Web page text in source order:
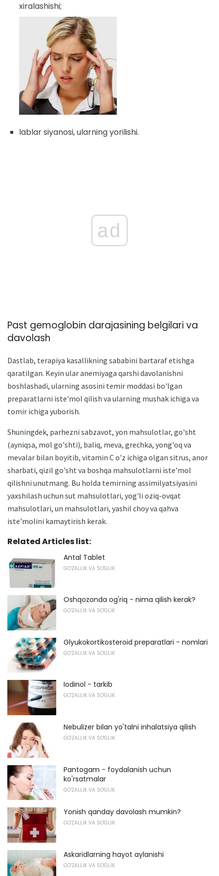
xiralashishi;
lablar siyanosi, ularning yorilishi.
ad
Past gemoglobin darajasining belgilari va
davolash
Dastlab, terapiya kasallikning sababini bartaraf etishga
qaratilgan. Keyin ular anemiyaga qarshi davolanishni
boshlashadi, ularning asosini temir moddasi bo'lgan
preparatlarni iste'mol qilish va ularning mushak ichiga va
tomir ichiga yuborish.
Shuningdek, parhezni sabzavot, yon mahsulotlar, go'sht
(ayniqsa, mol go'shti), baliq, meva, grechka, yong'oq va
mevalar bilan boyitib, vitamin C o'z ichiga olgan sitrus, anor
sharbati, qizil go'sht va boshqa mahsulotlarni iste'mol
qilishni unutmang. Bu holda temirning assimilyatsiyasini
yaxshilash uchun sut mahsulotlari, yog'li oziq-ovqat
mahsulotlari, un mahsulotlari, yashil choy va qahva
iste'molini kamaytirish kerak.
Related Articles list:
Antal Tablet
GO'ZALLIK VA SO'GLIK
Oshqozonda og'riq - nima qilish kerak?
GO'ZALLIK VA SO'GLIK
Glyukokortikosteroid preparatlari - nomlari
GO'ZALLIK VA SO'GLIK
Iodinol - tarkib
GO'ZALLIK VA SO'GLIK
Nebulizer bilan yo'talni inhalatsiya qilish
GO'ZALLIK VA SO'GLIK
Pantogam - foydalanish uchun
ko'rsatmalar
GO'ZALLIK VA SO'GLIK
Yonish qanday davolash mumkin?
GO'ZALLIK VA SO'GLIK
Askaridlarning hayot aylanishi
GO'ZALLIK VA SO'GLIK